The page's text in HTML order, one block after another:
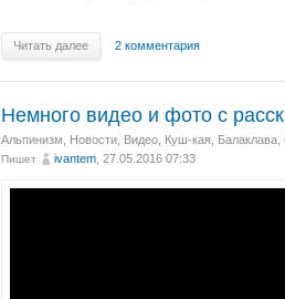
Читать далее 2 комментария
Немного видео и фото с
Альпинизм Новости Видео Куш-кая, Балаклава,
Пишет ivantem , 27.05.2016 07:33